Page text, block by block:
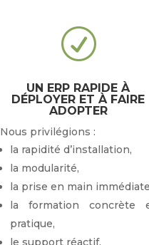
R
UN ERP RAPIDE À
DÉPLOYER ET À FAIRE
ADOPTER
Nous privilégions :
la rapidité d’installation,
la modularité,
la prise en main
la formation concrète
pratique,
le support réactif.